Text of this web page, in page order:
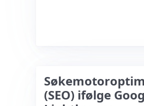
(SEO) ifølge